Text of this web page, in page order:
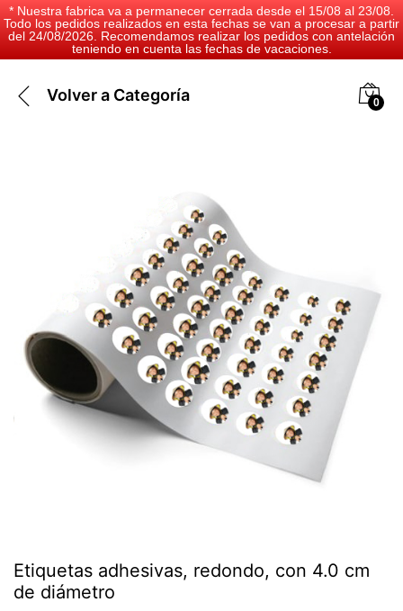
* Nuestra fabrica va a permanecer cerrada desde el 15/08 al 23/08.
Todo los pedidos realizados en esta fechas se van a procesar a partir
del 24/08/2026. Recomendamos realizar los pedidos con antelación
teniendo en cuenta las fechas de vacaciones.
Volver a Categoría 0
Etiquetas adhesivas, redondo, con 4.0 cm
de diámetro